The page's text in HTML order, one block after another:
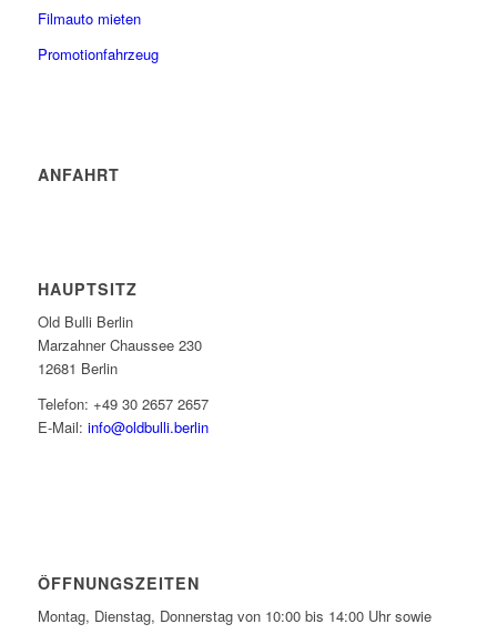
Filmauto mieten
Promotionfahrzeug
ANFAHRT
HAUPTSITZ
Old Bulli Berlin
Marzahner Chaussee 230
12681 Berlin
Telefon: +49 30 2657 2657
E-Mail: info@oldbulli.berlin
ÖFFNUNGSZEITEN
Montag, Dienstag, Donnerstag von 10:00 bis 14:00 Uhr sowie